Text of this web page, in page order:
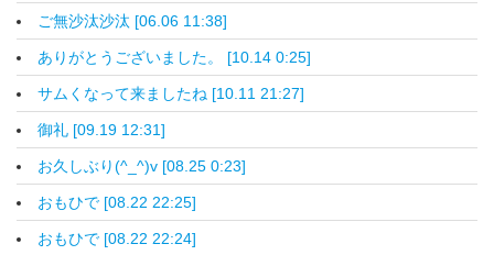
ご無沙汰沙汰 [06.06 11:38]
ありがとうございました。 [10.14 0:25]
サムくなって来ましたね [10.11 21:27]
御礼 [09.19 12:31]
お久しぶり(^_^)v [08.25 0:23]
おもひで [08.22 22:25]
おもひで [08.22 22:24]